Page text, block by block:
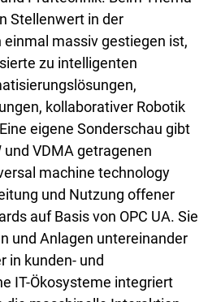
Stellenwert in der
massiv gestiegen ist,
zu intelligenten
kollaborativer Robotik
eigene Sonderschau gibt
und VDMA getragenen
machine technology
und Nutzung offener
auf Basis von OPC UA. Sie
und Anlagen untereinander
in kunden- und
IT-Ökosysteme integriert